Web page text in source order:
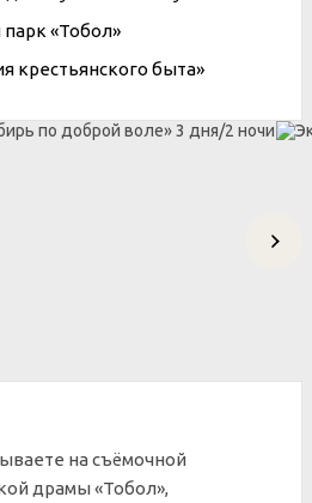
«Тобол»
крестьянского быта»
на съёмочной
драмы «Тобол»,